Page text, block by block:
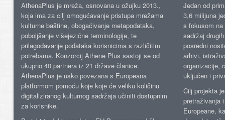
AthenaPlus je mreža, osnovana u ožujku 2013.,
koja ima za cilj omogućavanje pristupa mrežama
kulturne baštine, obogaćivanje metapodataka,
poboljšanje višejezične terminologije, te
prilagođavanje podataka korisnicima s različitim
potrebama. Konzorcij Athene Plus sastoji se od
ukupno 40 partnera iz 21 države članice.
AthenaPlus je usko povezana s Europeana
platformom pomoću koje koje će veliku količinu
digitaliziranog kulturnog sadržaja učiniti dostupnim
za korisnike.
Jedan od
3,6 milijuna
s fokusom
sadržaj
posredni
arhivi,
organizacije,
uključen i
Cilj projekta
pretraživanja
Europeane,